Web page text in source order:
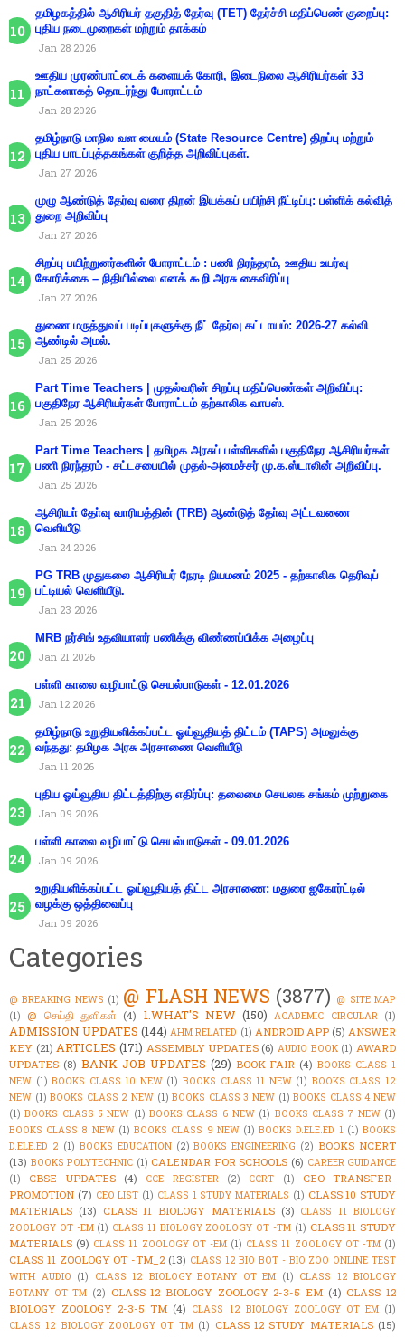
தமிழகத்தில் ஆசிரியர் தகுதித் தேர்வு (TET) தேர்ச்சி மதிப்பெண் குறைப்பு:
புதிய நடைமுறைகள் மற்றும் தாக்கம்
Jan 28 2026
ஊதிய முரண்பாட்டைக் களையக் கோரி, இடைநிலை ஆசிரியர்கள் 33
நாட்களாகத் தொடர்ந்து போராட்டம்
Jan 28 2026
தமிழ்நாடு மாநில வள மையம் (State Resource Centre) திறப்பு மற்றும்
புதிய பாடப்புத்தகங்கள் குறித்த அறிவிப்புகள்.
Jan 27 2026
முழு ஆண்டுத் தேர்வு வரை திறன் இயக்கப் பயிற்சி நீட்டிப்பு: பள்ளிக் கல்வித்
துறை அறிவிப்பு
Jan 27 2026
சிறப்பு பயிற்றுனர்களின் போராட்டம் : பணி நிரந்தரம், ஊதிய உயர்வு
கோரிக்கை – நிதியில்லை எனக் கூறி அரசு கைவிரிப்பு
Jan 27 2026
துணை மருத்துவப் படிப்புகளுக்கு நீட் தேர்வு கட்டாயம்: 2026-27 கல்வி
ஆண்டில் அமல்.
Jan 25 2026
Part Time Teachers | முதல்வரின் சிறப்பு மதிப்பெண்கள் அறிவிப்பு:
பகுதிநேர ஆசிரியர்கள் போராட்டம் தற்காலிக வாபஸ்.
Jan 25 2026
Part Time Teachers | தமிழக அரசுப் பள்ளிகளில் பகுதிநேர ஆசிரியர்கள்
பணி நிரந்தரம் - சட்டசபையில் முதல்-அமைச்சர் மு.க.ஸ்டாலின் அறிவிப்பு.
Jan 25 2026
ஆசிரியா் தோ்வு வாரியத்தின் (TRB) ஆண்டுத் தோ்வு அட்டவணை
வெளியீடு
Jan 24 2026
PG TRB முதுகலை ஆசிரியர் நேரடி நியமனம் 2025 - தற்காலிக தெரிவுப்
பட்டியல் வெளியீடு.
Jan 23 2026
MRB நர்சிங் உதவியாளர் பணிக்கு விண்ணப்பிக்க அழைப்பு
Jan 21 2026
பள்ளி காலை வழிபாட்டு செயல்பாடுகள் - 12.01.2026
Jan 12 2026
தமிழ்நாடு உறுதியளிக்கப்பட்ட ஓய்வூதியத் திட்டம் (TAPS) அமலுக்கு
வந்தது: தமிழக அரசு அரசாணை வெளியீடு
Jan 11 2026
புதிய ஓய்வூதிய திட்டத்திற்கு எதிர்ப்பு: தலைமை செயலக சங்கம் முற்றுகை
Jan 09 2026
பள்ளி காலை வழிபாட்டு செயல்பாடுகள் - 09.01.2026
Jan 09 2026
உறுதியளிக்கப்பட்ட ஓய்வூதியத் திட்ட அரசாணை: மதுரை ஐகோர்ட்டில்
வழக்கு ஒத்திவைப்பு
Jan 09 2026
Categories
@ BREAKING NEWS (1) @ FLASH NEWS (3877) @ SITE MAP
(1) @ செய்தி துளிகள் (4) 1.WHAT'S NEW (150) ACADEMIC CIRCULAR (1)
ADMISSION UPDATES (144) AHM RELATED (1) ANDROID APP (5) ANSWER
KEY (21) ARTICLES (171) ASSEMBLY UPDATES (6) AUDIO BOOK (1) AWARD
UPDATES (8) BANK JOB UPDATES (29) BOOK FAIR (4) BOOKS CLASS 1
NEW (1) BOOKS CLASS 10 NEW (1) BOOKS CLASS 11 NEW (1) BOOKS CLASS 12
NEW (1) BOOKS CLASS 2 NEW (1) BOOKS CLASS 3 NEW (1) BOOKS CLASS 4 NEW
(1) BOOKS CLASS 5 NEW (1) BOOKS CLASS 6 NEW (1) BOOKS CLASS 7 NEW (1)
BOOKS CLASS 8 NEW (1) BOOKS CLASS 9 NEW (1) BOOKS D.ELE.ED 1 (1) BOOKS
D.ELE.ED 2 (1) BOOKS EDUCATION (2) BOOKS ENGINEERING (2) BOOKS NCERT
(13) BOOKS POLYTECHNIC (1) CALENDAR FOR SCHOOLS (6) CAREER GUIDANCE
(1)
CBSE UPDATES (4) CCE REGISTER (2) CCRT (1)
CEO TRANSFER-
PROMOTION (7) CEO LIST (1) CLASS 1 STUDY MATERIALS (1) CLASS 10 STUDY
MATERIALS (13) CLASS 11 BIOLOGY MATERIALS (3) CLASS 11 BIOLOGY
ZOOLOGY OT -EM (1) CLASS 11 BIOLOGY ZOOLOGY OT -TM (1) CLASS 11 STUDY
MATERIALS (9) CLASS 11 ZOOLOGY OT -EM (1) CLASS 11 ZOOLOGY OT -TM (1)
CLASS 11 ZOOLOGY OT -TM_2 (13) CLASS 12 BIO BOT - BIO ZOO ONLINE TEST
WITH AUDIO (1) CLASS 12 BIOLOGY BOTANY OT EM (1) CLASS 12 BIOLOGY
BOTANY OT TM (2) CLASS 12 BIOLOGY ZOOLOGY 2-3-5 EM (4) CLASS 12
BIOLOGY ZOOLOGY 2-3-5 TM (4) CLASS 12 BIOLOGY ZOOLOGY OT EM (1)
CLASS 12 BIOLOGY ZOOLOGY OT TM (1) CLASS 12 STUDY MATERIALS (15)